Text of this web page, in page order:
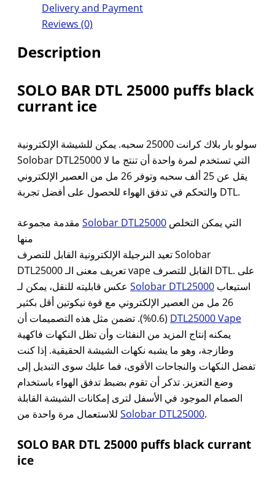
Delivery and Payment
Reviews (0)
Description
SOLO BAR DTL 25000 puffs black
currant ice
سولو بار بلاك كرانت 25000 سحبه. يمكن للشيشة الإلكترونية
Solobar DTL25000 التي تستخدم لمرة واحدة أن تنتج ما لا
يقل عن 25 ألف سحبه وتوفر 26 مل من العصير الإلكتروني
والتحكم في تدفق الهواء للحصول على أفضل تجربة DTL.
Solobar DTL25000
منها
تعيد النرجيلة الإلكترونية القابل للتصرف Solobar
DTL25000 تعريف معنى الـ vape القابل للتصرف DTL. على
Solobar DTL25000
26 مل من العصير الإلكتروني مع قوة نيكوتين أقل بكثير
DTL25000 Vape
يمكنه إنتاج المزيد من النفثات وأن تظل النكهات فاكهية
وطازجة، وهو ما يشبه نكهات الشيشة الحقيقية. إذا كنت
تفضل النكهات والنجاحات الأقوى، فما عليك سوى التبديل إلى
وضع التعزيز. تذكر أن تقوم بضبط تدفق الهواء باستخدام
الصمام الموجود في الأسفل لترى إمكانات الشيشة القابلة
Solobar DTL25000.
SOLO BAR DTL 25000 puffs black currant
ice